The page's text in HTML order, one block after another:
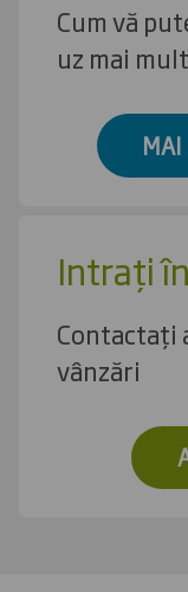
Cum vă
uz mai
Intrați
Contactați
vânzări